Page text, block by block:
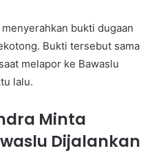
bukti dugaan
Bukti tersebut sama
melapor ke Bawaslu
lalu.
Minta
Dijalankan